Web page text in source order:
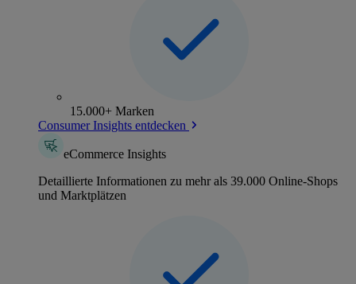
15.000+ Marken
Consumer Insights entdecken
eCommerce Insights
Detaillierte Informationen zu mehr als 39.000 Online-Shops
und Marktplätzen